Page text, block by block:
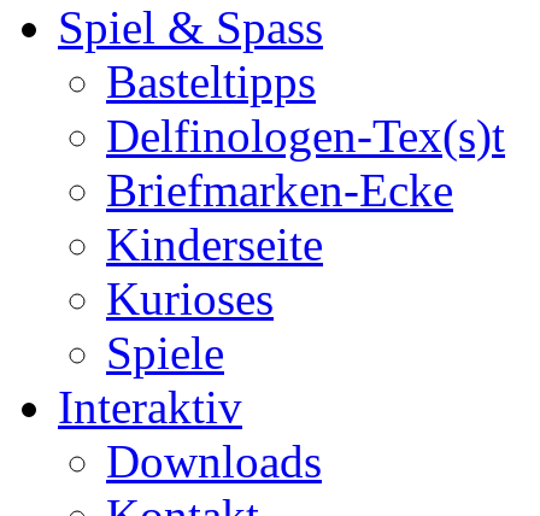
Spiel & Spass
Basteltipps
Delfinologen-Tex(s)t
Briefmarken-Ecke
Kinderseite
Kurioses
Spiele
Interaktiv
Downloads